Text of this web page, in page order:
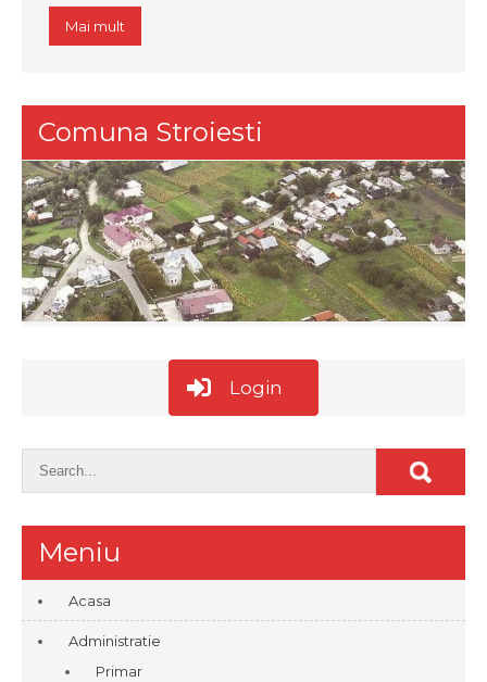
Mai mult
Comuna Stroiesti
Login
Meniu
Acasa
Administratie
Primar